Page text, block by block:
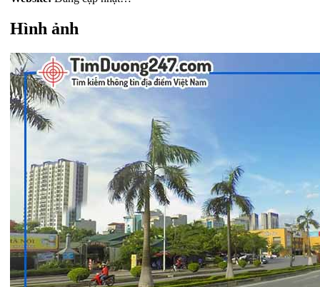
Hình ảnh